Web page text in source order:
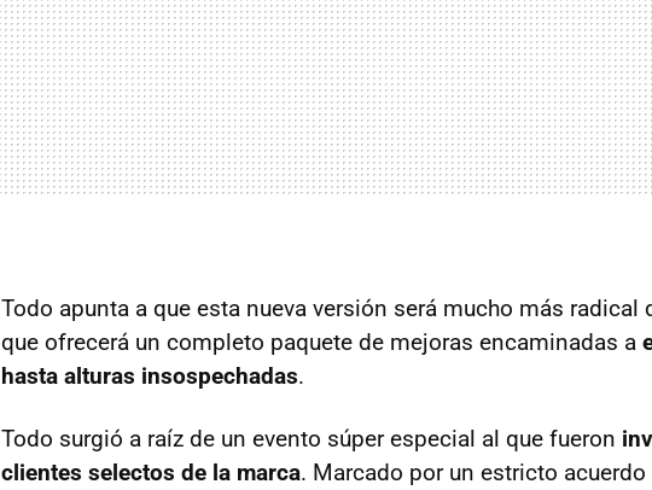
Todo apunta a que esta nueva versión será mucho más radical
que ofrecerá un completo paquete de mejoras encaminadas a
hasta alturas insospechadas.
Todo surgió a raíz de un evento súper especial al que fueron
clientes selectos de la marca. Marcado por un estricto